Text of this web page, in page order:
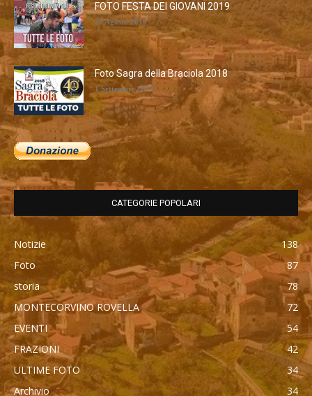
FOTO FESTA DEI GIOVANI 2019
28 Agosto 2019
Foto Sagra della Braciola 2018
1 Settembre 2018
CATEGORIE POPOLARI
Notizie
138
Foto
87
storia
78
MONTECORVINO ROVELLA
72
EVENTI
54
FRAZIONI
42
ULTIME FOTO
34
Archivio
34